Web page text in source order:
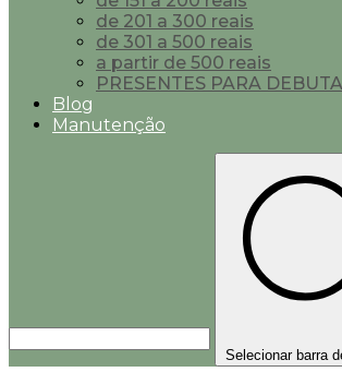
de 201 a 300 reais
de 301 a 500 reais
a partir de 500 reais
PRESENTES PARA
Blog
Manutenção
Selecionar barra